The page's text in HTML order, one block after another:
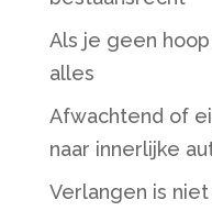
Als je geen
alles
Afwachtend of
naar innerlijke
Verlangen is